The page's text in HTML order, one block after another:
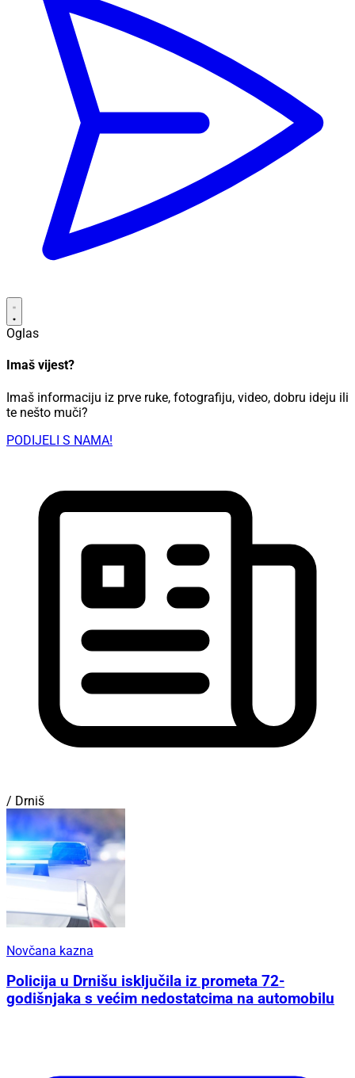
Oglas
Imaš vijest?
Imaš informaciju iz prve ruke, fotografiju, video, dobru ideju ili
te nešto muči?
PODIJELI S NAMA!
/ Drniš
Novčana kazna
Policija u Drnišu isključila iz prometa 72-
godišnjaka s većim nedostatcima na automobilu